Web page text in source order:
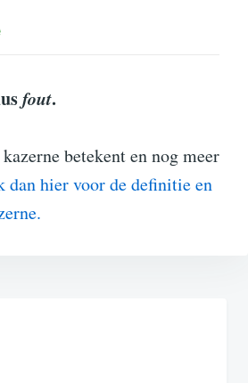
fout.
betekent en nog meer
dan hier voor de definitie en